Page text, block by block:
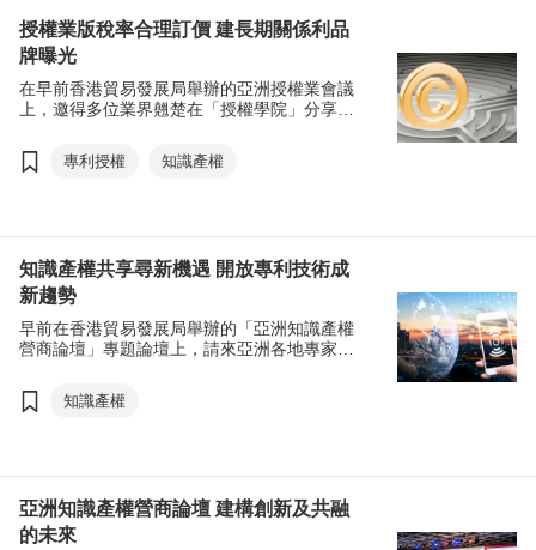
授權業版稅率合理訂價 建長期關係利品
牌曝光
在早前香港貿易發展局舉辦的亞洲授權業會議
上，邀得多位業界翹楚在「授權學院」分享有
版稅和授權合約細節的貼士，同時亦邀得生產
商分享如何利用授權創造商機。
專利授權 知識產權
知識產權共享尋新機遇 開放專利技術成
新趨勢
早前在香港貿易發展局舉辦的「亞洲知識產權
營商論壇」專題論壇上，請來亞洲各地專家以
分享知識產權在不同行業的最新發展。
知識產權
亞洲知識產權營商論壇 建構創新及共融
的未來